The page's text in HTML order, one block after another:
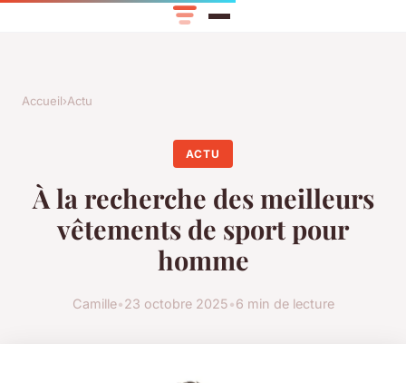
Accueil›Actu
ACTU
À la recherche des meilleurs
vêtements de sport pour
homme
Camille•23 octobre 2025•6 min de lecture